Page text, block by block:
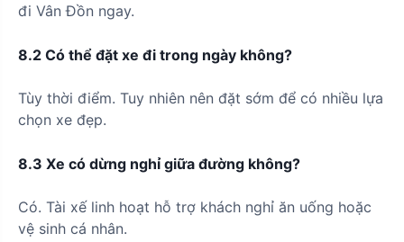
đi Vân Đồn ngay.
8.2 Có thể đặt xe đi trong ngày không?
Tùy thời điểm. Tuy nhiên nên đặt sớm để có nhiều lựa
chọn xe đẹp.
8.3 Xe có dừng nghỉ giữa đường không?
Có. Tài xế linh hoạt hỗ trợ khách nghỉ ăn uống hoặc
vệ sinh cá nhân.